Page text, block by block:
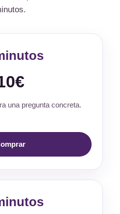
una pregunta concreta.